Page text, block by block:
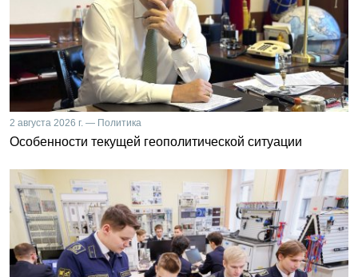
2 августа 2026 г. — Политика
Особенности текущей геополитической ситуации